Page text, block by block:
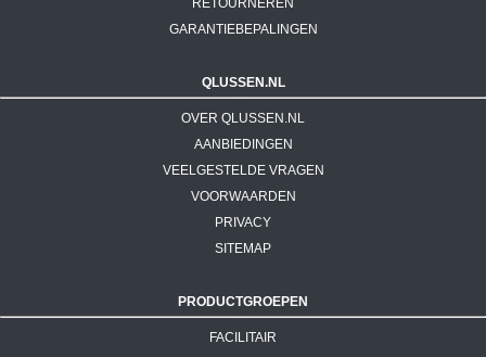
RETOURNEREN
GARANTIEBEPALINGEN
QLUSSEN.NL
OVER QLUSSEN.NL
AANBIEDINGEN
VEELGESTELDE VRAGEN
VOORWAARDEN
PRIVACY
SITEMAP
PRODUCTGROEPEN
FACILITAIR